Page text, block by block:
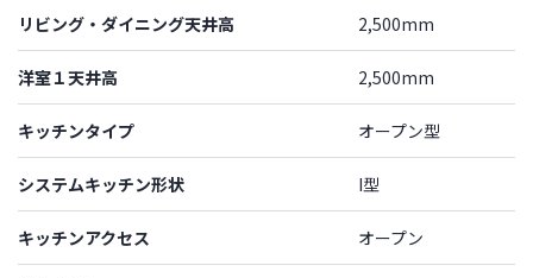
リビング・ダイニング天井高 2,500mm
洋室１天井高 2,500mm
キッチンタイプ オープン型
システムキッチン形状 I型
キッチンアクセス オープン